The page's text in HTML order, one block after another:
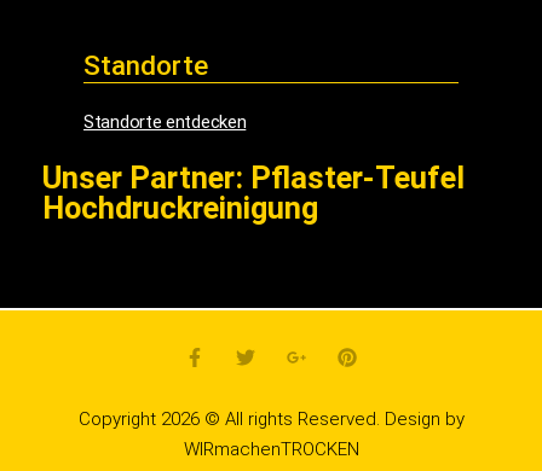
Standorte
Standorte entdecken
Unser Partner: Pflaster-Teufel
Hochdruckreinigung
Copyright 2026 © All rights Reserved. Design by
WIRmachenTROCKEN